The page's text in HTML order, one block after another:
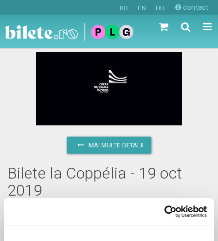
RO EN HU contact
MAI MULTE DETALII
Bilete la Coppélia - 19 oct
2019
Cluj-Napoca, Opera Romanavezi pe harta